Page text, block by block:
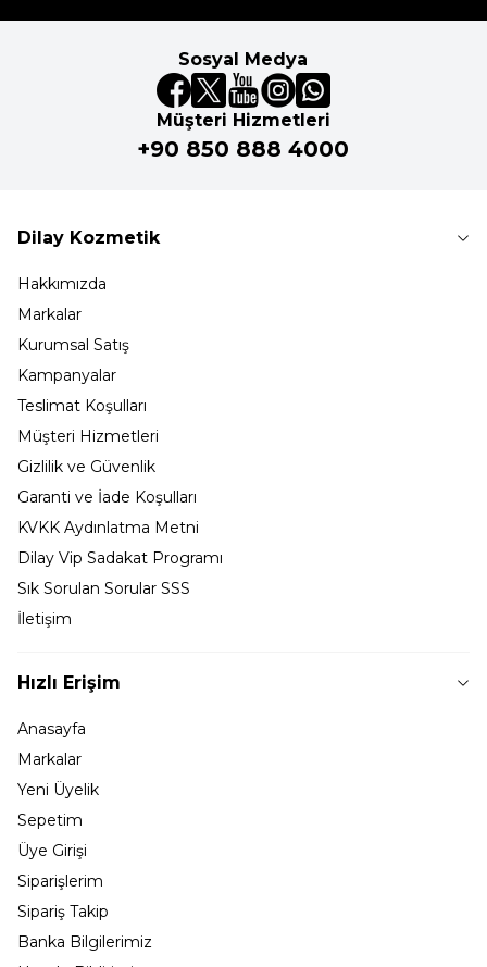
Sosyal Medya
Müşteri Hizmetleri
+90 850 888 4000
Dilay Kozmetik
Hakkımızda
Markalar
Kurumsal Satış
Kampanyalar
Teslimat Koşulları
Müşteri Hizmetleri
Gizlilik ve Güvenlik
Garanti ve İade Koşulları
KVKK Aydınlatma Metni
Dilay Vip Sadakat Programı
Sık Sorulan Sorular SSS
İletişim
Hızlı Erişim
Anasayfa
Markalar
Yeni Üyelik
Sepetim
Üye Girişi
Siparişlerim
Sipariş Takip
Banka Bilgilerimiz